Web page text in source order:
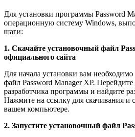
Для установки программы Password
операционную систему Windows,
шаги:
1. Скачайте установочный файл
официального сайта
Для начала установки вам
файл Password Manager XP.
разработчика программы и найдите
Нажмите на ссылку для скачивания и
вашем компьютере.
2. Запустите установочный файл